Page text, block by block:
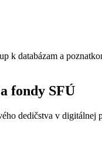
k databázam a
fondy SFÚ
dedičstva v digitálnej